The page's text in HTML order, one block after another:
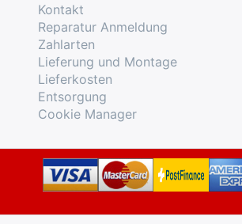
Kontakt
Reparatur Anmeldung
Zahlarten
Lieferung und Montage
Lieferkosten
Entsorgung
Cookie Manager